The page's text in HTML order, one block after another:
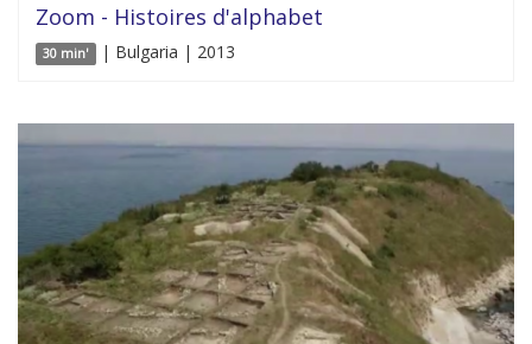
Zoom - Histoires d'alphabet
30 min' | Bulgaria | 2013